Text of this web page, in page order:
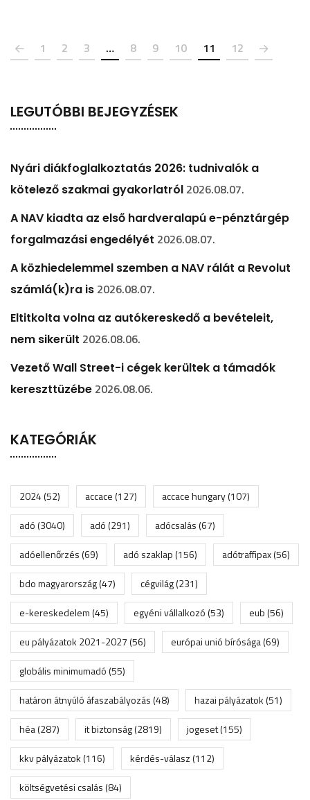
1 2 3 … 8 9 10 11 12
LEGUTÓBBI BEJEGYZÉSEK
Nyári diákfoglalkoztatás 2026: tudnivalók a
kötelező szakmai gyakorlatról 2026.08.07.
A NAV kiadta az első hardveralapú e-pénztárgép
forgalmazási engedélyét 2026.08.07.
A közhiedelemmel szemben a NAV rálát a Revolut
számlá(k)ra is 2026.08.07.
Eltitkolta volna az autókereskedő a bevételeit,
nem sikerült 2026.08.06.
Vezető Wall Street-i cégek kerültek a támadók
kereszttüzébe 2026.08.06.
KATEGÓRIÁK
2024(52) accace(127) accace hungary(107)
adó(3040) adó(291) adócsalás(67)
adóellenőrzés(69) adó szaklap(156) adótraffipax(56)
bdo magyarország(47) cégvilág(231)
e-kereskedelem(45) egyéni vállalkozó(53) eub(56)
eu pályázatok 2021-2027(56) európai unió bírósága(69)
globális minimumadó(55)
határon átnyúló áfaszabályozás(48) hazai pályázatok(51)
héa(287) it biztonság(2819) jogeset(155)
kkv pályázatok(116) kérdés-válasz(112)
költségvetési csalás(84)